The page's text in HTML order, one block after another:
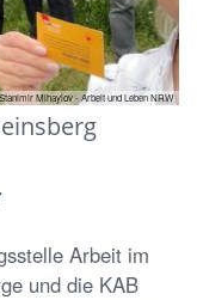
Mihaylov - Arbeit und Leben NRW
Arbeit im
und die KAB